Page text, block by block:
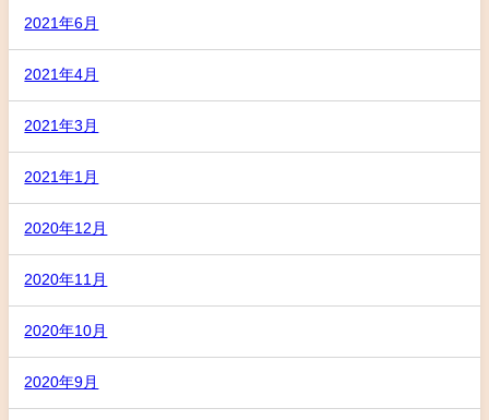
2021年6月
2021年4月
2021年3月
2021年1月
2020年12月
2020年11月
2020年10月
2020年9月